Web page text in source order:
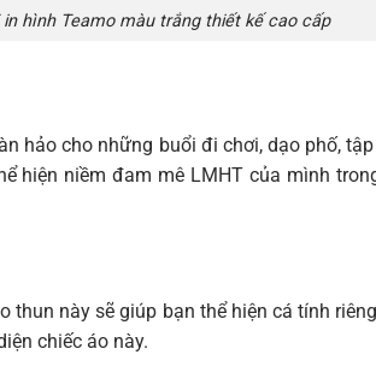
hình Teamo màu trắng thiết kế cao cấp
hảo cho những buổi đi chơi, dạo phố,
hiện niềm đam mê LMHT của mình
thun này sẽ giúp bạn thể hiện cá tính
chiếc áo này.